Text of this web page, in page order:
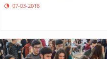
07-03-2018